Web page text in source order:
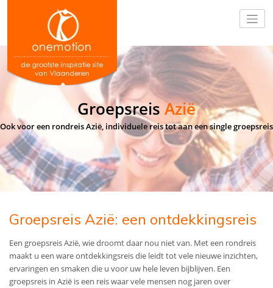
GroepsreisAzië
Ook voor een rondreis Azië, individuele reis tot aan een single groepsreis
Groepsreis Azië: een ontdekkingsreis
Een groepsreis Azië, wie droomt daar nou niet van. Met een rondreis
maakt u een ware ontdekkingsreis die leidt tot vele nieuwe inzichten,
ervaringen en smaken die u voor uw hele leven bijblijven. Een
groepsreis in Azië is een reis waar vele mensen nog jaren over